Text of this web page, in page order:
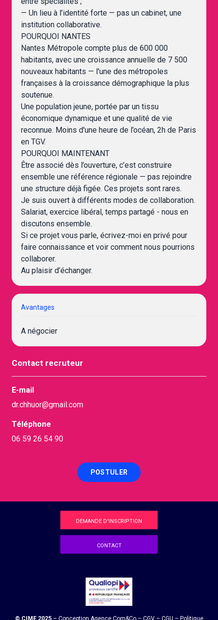
— Un lieu à l’identité forte — pas un cabinet, une
institution collaborative.
POURQUOI NANTES
Nantes Métropole compte plus de 600 000
habitants, avec une croissance annuelle de 7 500
nouveaux habitants — l'une des métropoles
françaises à la croissance démographique la plus
soutenue.
Une population jeune, portée par un tissu
économique dynamique et une qualité de vie
reconnue. Moins d'une heure de l’océan, 2h de Paris
en TGV.
POURQUOI MAINTENANT
Être associé dès l’ouverture, c’est construire
ensemble une référence régionale — pas rejoindre
une structure déjà figée. Ces projets sont rares.
Je suis ouvert à différents modes de collaboration.
Salariat, exercice libéral, temps partagé - nous en
discutons ensemble.
Si ce projet vous parle, écrivez-moi en privé pour
faire connaissance et voir comment nous pourrions
collaborer.
Au plaisir d’échanger.
Avantages
A négocier
Contact recruteur
E-mail
dr.chhuor@gmail.com
Téléphone
06 59 26 54 90
POSTULER
DEMANDE D'INSCRIPTION
CONTACT
© CIME 2025– Conception Agence Com&Co – CGV– CGU – Politique